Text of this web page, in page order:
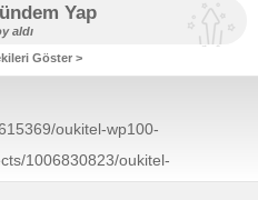
Yap
aldı
Göster >
oukitel-wp100-
1006830823/oukitel-
with-projector